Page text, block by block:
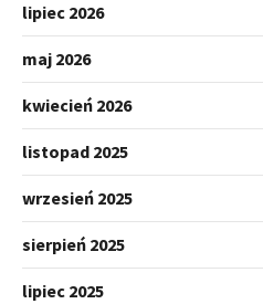
lipiec 2026
maj 2026
kwiecień 2026
listopad 2025
wrzesień 2025
sierpień 2025
lipiec 2025